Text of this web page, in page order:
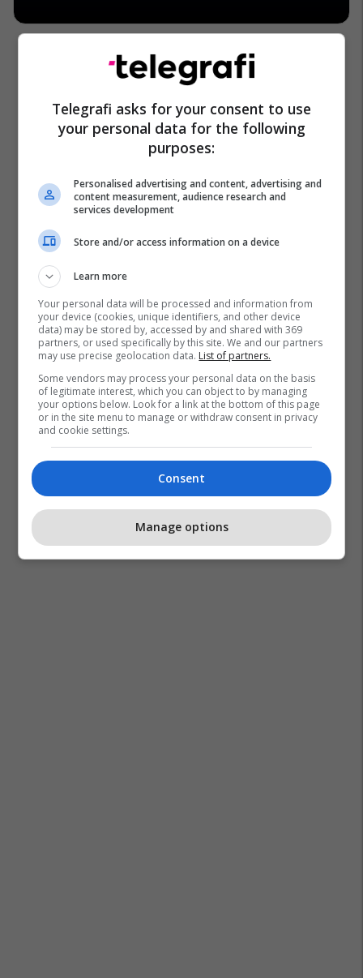
Telegrafi asks for your consent to use
your personal data for the following
purposes:
Personalised advertising and content, advertising and
content measurement, audience research and
services development
Store and/or access information on a device
Learn more
Your personal data will be processed and information from
your device (cookies, unique identifiers, and other device
data) may be stored by, accessed by and shared with 369
partners, or used specifically by this site. We and our partners
may use precise geolocation data. List of partners.
Some vendors may process your personal data on the basis
of legitimate interest, which you can object to by managing
your options below. Look for a link at the bottom of this page
or in the site menu to manage or withdraw consent in privacy
and cookie settings.
Consent
Manage options